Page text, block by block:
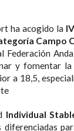
ha acogido la
Campo
Federación
y fomentar la
a 18,5,
Individual